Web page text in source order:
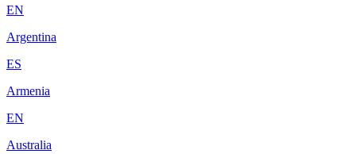
EN
Argentina
ES
Armenia
EN
Australia